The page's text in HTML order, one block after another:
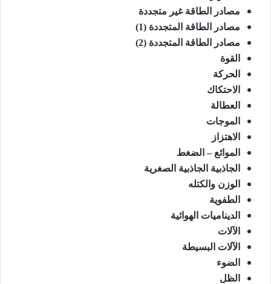
مصادر الطاقة غير متجددة
مصادر الطاقة المتجددة (1)
مصادر الطاقة المتجددة (2)
القوة
الحركة
الاحتكاك
العطالة
الموجات
الاهتزاز
الموائع – الضغط
الجاذبية الجاذبية الصغرية
الوزن والكتله
الطفوية
الديناميات الهوائية
الآلات
الآلات البسيطة
الضوء
الظل